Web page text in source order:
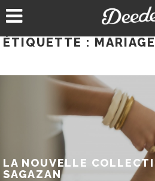
au
ÉTIQUETTE :
LA NOUVELLE
SAGAZAN